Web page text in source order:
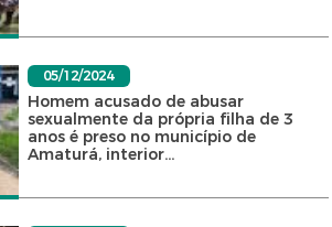
05/12/2024
Homem acusado de abusar
sexualmente da própria filha de 3
anos é preso no município de
Amaturá, interior...